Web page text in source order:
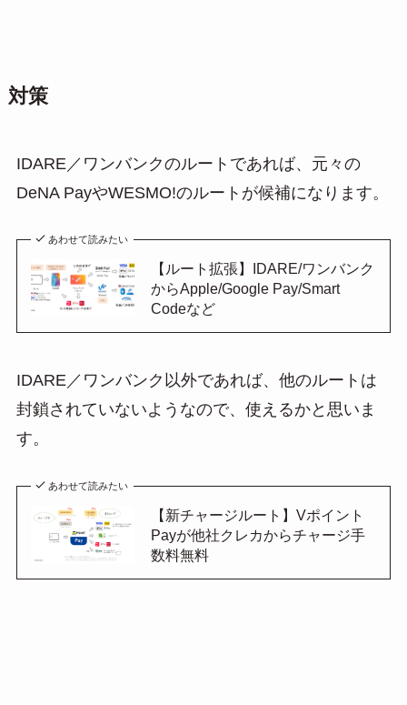
対策
IDARE／ワンバンクのルートであれば、元々の
DeNA PayやWESMO!のルートが候補になります。
あわせて読みたい
【ルート拡張】IDARE/ワンバンク
からApple/Google Pay/Smart
Codeなど
IDARE／ワンバンク以外であれば、他のルートは
封鎖されていないようなので、使えるかと思いま
す。
あわせて読みたい
【新チャージルート】Vポイント
Payが他社クレカからチャージ手
数料無料